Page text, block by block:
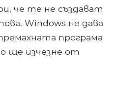
че те не създават
Windows не дава
програма
ще изчезне от